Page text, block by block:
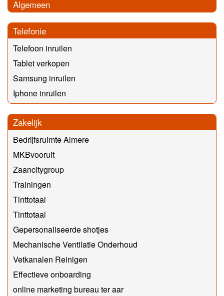
Algemeen
Telefonie
Telefoon inruilen
Tablet verkopen
Samsung inruilen
Iphone inruilen
Zakelijk
Bedrijfsruimte Almere
MKBvooruit
Zaancitygroup
Trainingen
Tinttotaal
Tinttotaal
Gepersonaliseerde shotjes
Mechanische Ventilatie Onderhoud
Vetkanalen Reinigen
Effectieve onboarding
online marketing bureau ter aar